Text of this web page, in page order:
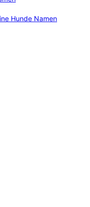
Hunde Namen